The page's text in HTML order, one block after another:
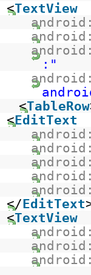
<TextView
:"
<TableRow
<EditText
</EditText
<TextView